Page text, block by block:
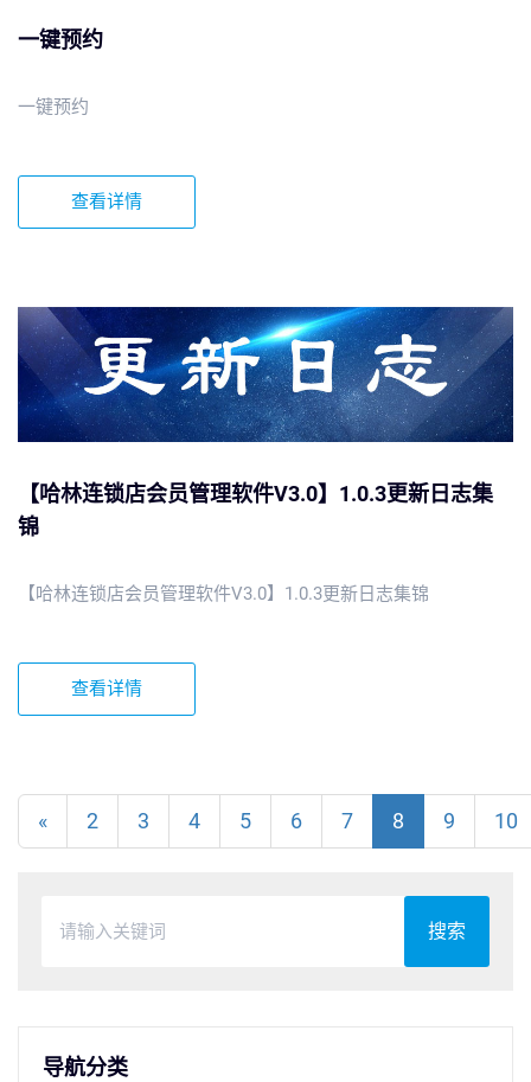
一键预约
一键预约
查看详情
【哈林连锁店会员管理软件V3.0】1.0.3更新日志集
锦
【哈林连锁店会员管理软件V3.0】1.0.3更新日志集锦
查看详情
« 2 3 4 5 6 7 8 9 10
搜索
导航分类